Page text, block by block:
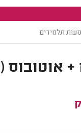
תלמידים
| באזור תל אביב